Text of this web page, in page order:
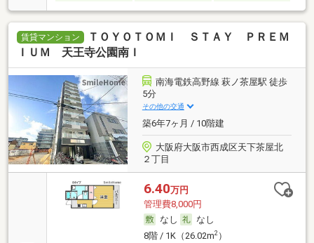
賃貸マンション
ＴＯＹＯＴＯＭＩ ＳＴＡＹ ＰＲＥＭ
ＩＵＭ 天王寺公園南Ｉ
南海電鉄高野線 萩ノ茶屋駅 徒歩
5分
その他の交通
築6年7ヶ月 / 10階建
大阪府大阪市西成区天下茶屋北
２丁目
6.40万円
管理費8,000円
なし
なし
8階 / 1K（26.02m2）